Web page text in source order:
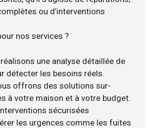
ou d’interventions
nos services ?
réalisons une analyse détaillée de
détecter les besoins réels.
offrons des solutions sur-
à votre maison et à votre budget.
sécurisées
les urgences comme les fuites